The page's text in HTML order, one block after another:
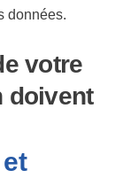
données.
votre
doivent